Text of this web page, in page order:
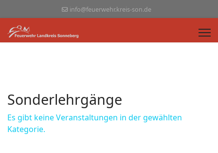
info@feuerwehr.kreis-son.de
Sonderlehrgänge
Es gibt keine Veranstaltungen in der gewählten
Kategorie.